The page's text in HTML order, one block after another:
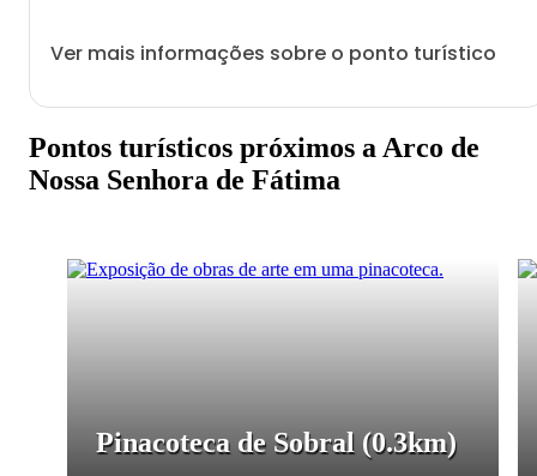
Ver mais informações sobre o ponto turístico
Pontos turísticos próximos a Arco de
Nossa Senhora de Fátima
Pinacoteca de Sobral (0.3km)